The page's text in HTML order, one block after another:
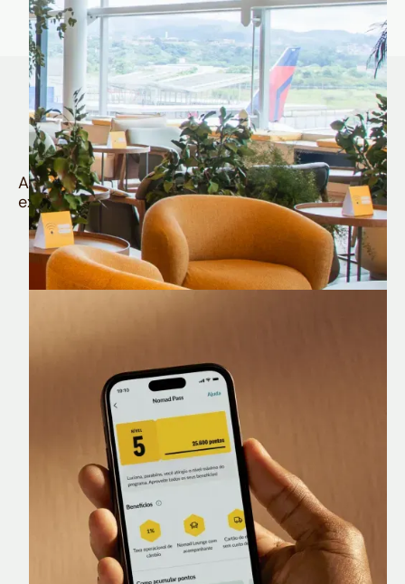
Quem é Nomad tem
muito mais
Aproveite todos os benefícios e vantagens
exclusivas da sua Conta Internacional
Nomad Lounge
Sala VIP no Aeroporto de Guarulhos